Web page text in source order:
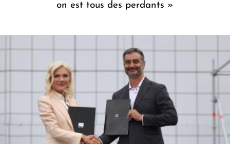
on est tous des perdants »